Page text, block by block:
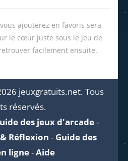
ajouterez en favoris sera
le cœur juste sous le jeu de
facilement ensuite.
jeuxgratuits.net. Tous
réservés.
des jeux d'arcade-
Réflexion - Guide des
ligne-Aide